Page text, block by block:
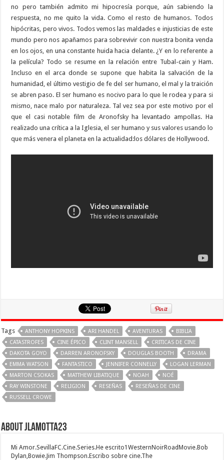
no pero también admito mi hipocresía porque, aún sabiendo la
respuesta, no me quito la vida. Como el resto de humanos. Todos
hipócritas, pero vivos. Todos vemos las maldades e injusticias de este
mundo pero nos apañamos para sobrevivir con nuestra bonita venda
en los ojos, en una constante huida hacia delante. ¿Y en lo referente a
la película? Todo se resume en la relación entre Tubal-cain y Ham.
Incluso en el arca donde se supone que habita la salvación de la
humanidad, el último vestigio de fe del ser humano, el mal y la traición
se abren paso. El ser humano es nocivo para lo que le rodea y para si
mismo, nace malo por naturaleza. Tal vez sea por este motivo por el
que el casi notable film de Aronofsky ha levantado ampollas. Ha
realizado una crítica a la Iglesia, el ser humano y sus valores usando lo
que más venera el planeta en la actualidad:los dólares de Hollywood.
Tags ANTHONY HOPKINS ARI HANDEL AVENTURAS
BIBLIA
CATASTROFES
CINE ÉPICO CLINT MANSELL
CRITICAS DE CINE
DAKOTA GOYO
DARREN ARONOFSKY DOUGLAS BOOTH
DRAMA
EMMA WATSON
FANTASTICO JENNIFER CONNELLY
LOGAN LERMAN
MARTON CSOKAS
MATTHEW LIBATIQUE NOAH
NOÉ
RAY WINSTONE
RELIGION RESEÑAS
RESEÑAS DE CINE
RUSSELL CROWE
About jlamotta23
Mi Amor.SevillaFC.Cine.Series.He escrito1WesternNoirRoadMovie.Bob
Dylan,Bowie.Jim Thompson.Escribo sobre cine.The